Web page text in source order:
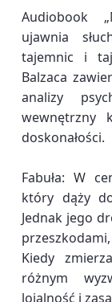
Audiobook
ujawnia
tajemnic i
Balzaca
analizy
wewnętrzny
doskonałości.
Fabuła: W
który dąży
Jednak jego
Kiedy
różnym
lojalność i